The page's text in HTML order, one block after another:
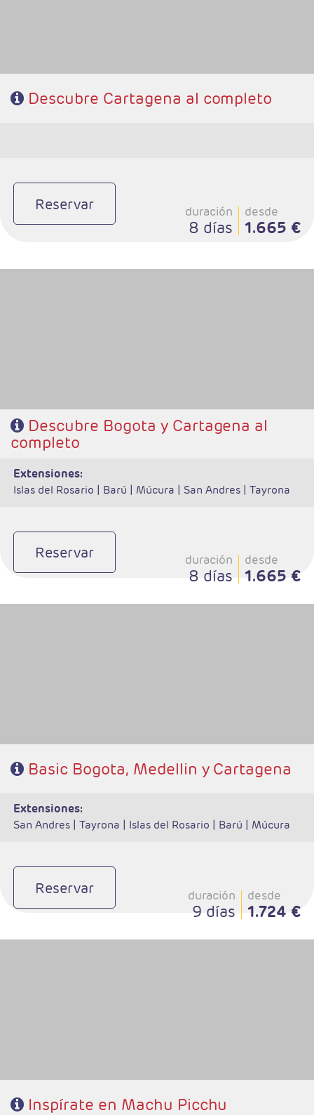
Descubre Cartagena al completo
Reservar duración
8 días
desde
1.665 €
Descubre Bogota y Cartagena al
completo
extensiones:
Islas del Rosario | Barú | Múcura | San Andres | Tayrona
Reservar duración
8 días
desde
1.665 €
Basic Bogota, Medellin y Cartagena
extensiones:
San Andres | Tayrona | Islas del Rosario | Barú | Múcura
Reservar duración
9 días
desde
1.724 €
Inspírate en Machu Picchu